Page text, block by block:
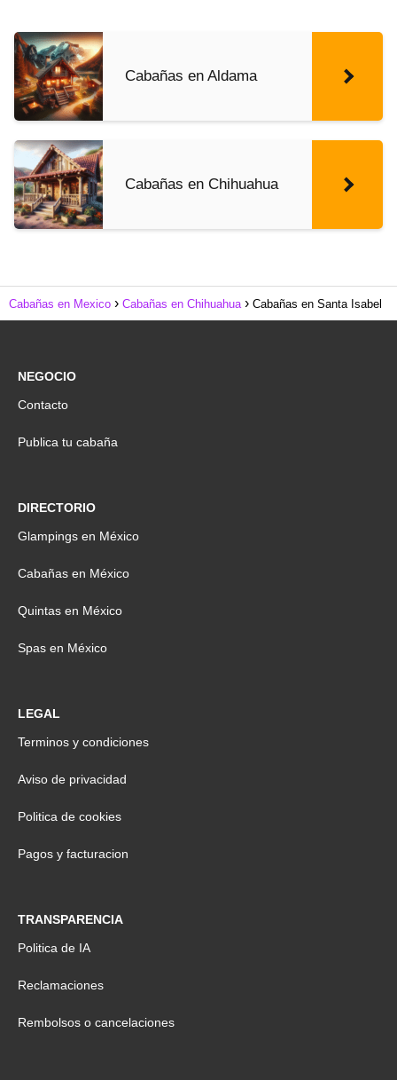
Cabañas en Aldama
Cabañas en Chihuahua
Cabañas en Mexico Cabañas en Chihuahua Cabañas en Santa Isabel
NEGOCIO
Contacto
Publica tu cabaña
DIRECTORIO
Glampings en México
Cabañas en México
Quintas en México
Spas en México
LEGAL
Terminos y condiciones
Aviso de privacidad
Politica de cookies
Pagos y facturacion
TRANSPARENCIA
Politica de IA
Reclamaciones
Rembolsos o cancelaciones